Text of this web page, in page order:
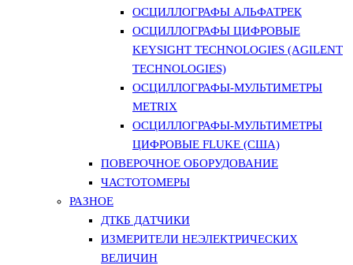
ОСЦИЛЛОГРАФЫ АЛЬФАТРЕК
ОСЦИЛЛОГРАФЫ ЦИФРОВЫЕ
KEYSIGHT TECHNOLOGIES (AGILENT
TECHNOLOGIES)
ОСЦИЛЛОГРАФЫ-МУЛЬТИМЕТРЫ
METRIX
ОСЦИЛЛОГРАФЫ-МУЛЬТИМЕТРЫ
ЦИФРОВЫЕ FLUKE (США)
ПОВЕРОЧНОЕ ОБОРУДОВАНИЕ
ЧАСТОТОМЕРЫ
РАЗНОЕ
ДТКБ ДАТЧИКИ
ИЗМЕРИТЕЛИ НЕЭЛЕКТРИЧЕСКИХ
ВЕЛИЧИН